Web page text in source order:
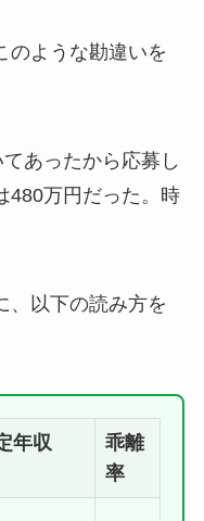
のような勘違いを
あったから応募し
480万円だった。時
、以下の読み方を
年収
乖離
率